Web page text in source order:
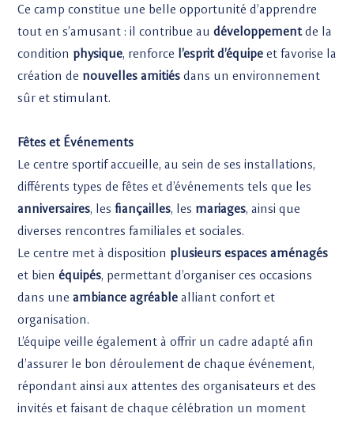
Ce camp constitue une belle opportunité d’apprendre
tout en s’amusant : il contribue au développementde la
condition physique, renforce l’esprit d’équipe et favorise la
création de nouvelles amitiés dans un environnement
sûr et stimulant.
Fêtes et Événements
Le centre sportif accueille, au sein de ses installations,
différents types de fêtes et d’événements tels que les
anniversaires, les fiançailles, les mariages, ainsi que
diverses rencontres familiales et sociales.
Le centre met à disposition plusieurs espaces aménagés
et bien équipés, permettant d’organiser ces occasions
dans une ambiance agréable alliant confort et
organisation.
L’équipe veille également à offrir un cadre adapté afin
d’assurer le bon déroulement de chaque événement,
répondant ainsi aux attentes des organisateurs et des
invités et faisant de chaque célébration un moment